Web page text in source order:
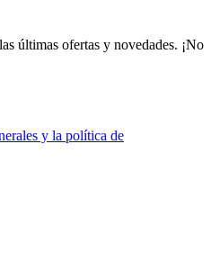
últimas ofertas y novedades. ¡No
y la política de